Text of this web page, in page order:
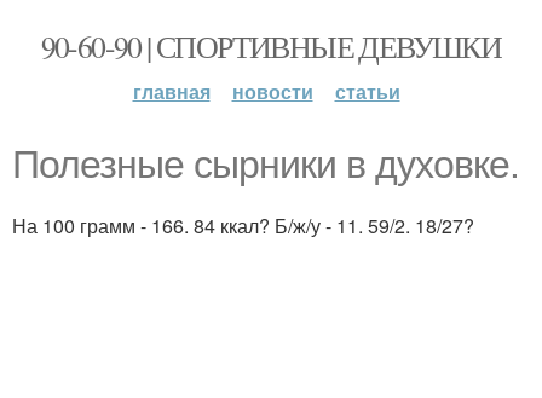
90-60-90 | СПОРТИВНЫЕ ДЕВУШКИ
главная новости статьи
Полезные сырники в духовке.
На 100 грамм - 166. 84 ккал? Б/ж/у - 11. 59/2. 18/27?